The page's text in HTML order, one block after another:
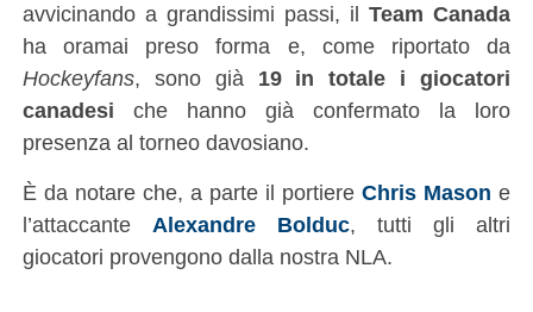
avvicinando a grandissimi passi, ilTeam Canada
ha oramai preso forma e, come riportato da
Hockeyfans, sono già 19 in totale i giocatori
canadesi che hanno già confermato la loro
presenza al torneo davosiano.
È da notare che, a parte il portiereChris Mason e
l’attaccante Alexandre Bolduc, tutti gli altri
giocatori provengono dalla nostra NLA.